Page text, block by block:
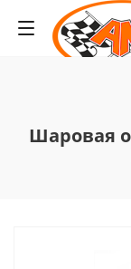
Шаровая